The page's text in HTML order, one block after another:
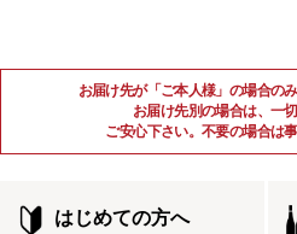
お届け先が「ご本人様」の場合の
お届け先別の場合は、一
ご安心下さい。不要の場合は
はじめての方へ